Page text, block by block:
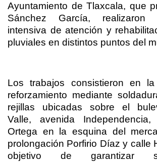
Ayuntamiento de Tlaxcala, que
Sánchez García, realizaron
intensiva de atención y
pluviales en distintos puntos del
Los trabajos consistieron en
reforzamiento mediante
rejillas ubicadas sobre el
Valle, avenida
Ortega en la esquina del
prolongación Porfirio Díaz y calle
objetivo de garantizar